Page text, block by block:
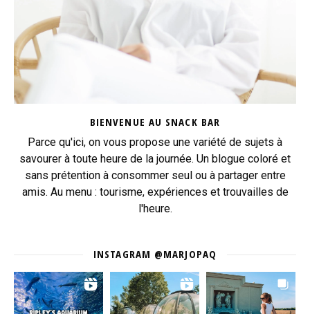
BIENVENUE AU SNACK BAR
Parce qu'ici, on vous propose une variété de sujets à
savourer à toute heure de la journée. Un blogue coloré et
sans prétention à consommer seul ou à partager entre
amis. Au menu : tourisme, expériences et trouvailles de
l'heure.
INSTAGRAM @MARJOPAQ